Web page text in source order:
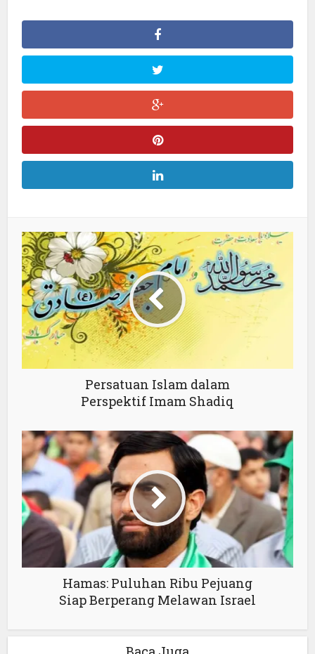
Persatuan Islam dalam
Perspektif Imam Shadiq
Hamas: Puluhan Ribu Pejuang
Siap Berperang Melawan Israel